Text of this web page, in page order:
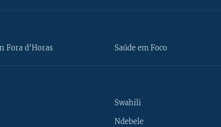
Fora d'Horas Saúde em Foco
Swahili
Ndebele